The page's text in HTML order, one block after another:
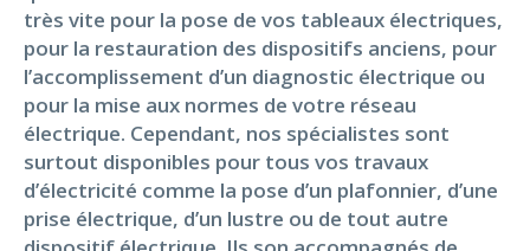
très vite pour la pose de vos tableaux électriques,
pour la restauration des dispositifs anciens, pour
l’accomplissement d’un diagnostic électrique ou
pour la mise aux normes de votre réseau
électrique. Cependant, nos spécialistes sont
surtout disponibles pour tous vos travaux
d’électricité comme la pose d’un plafonnier, d’une
prise électrique, d’un lustre ou de tout autre